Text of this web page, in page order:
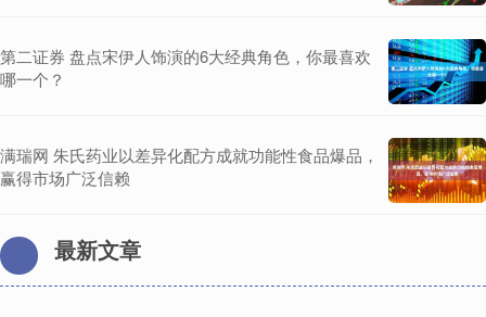
第二证券 盘点宋伊人饰演的6大经典角色，你最喜欢
哪一个？
满瑞网 朱氏药业以差异化配方成就功能性食品爆品，
赢得市场广泛信赖
最新文章